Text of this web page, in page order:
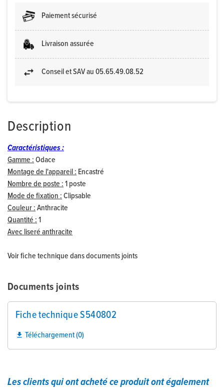
Paiement sécurisé
Livraison assurée
Conseil et SAV au 05.65.49.08.52
Description
Caractéristiques :
Gamme :Odace
Montage de l'appareil : Encastré
Nombre de poste :1 poste
Mode de fixation :Clipsable
Couleur :Anthracite
Quantité :1
Avec liseré anthracite
Voir fiche technique dans documents joints
Documents joints
Fiche technique S540802
 Téléchargement (0)
Les clients qui ont acheté ce produit ont également